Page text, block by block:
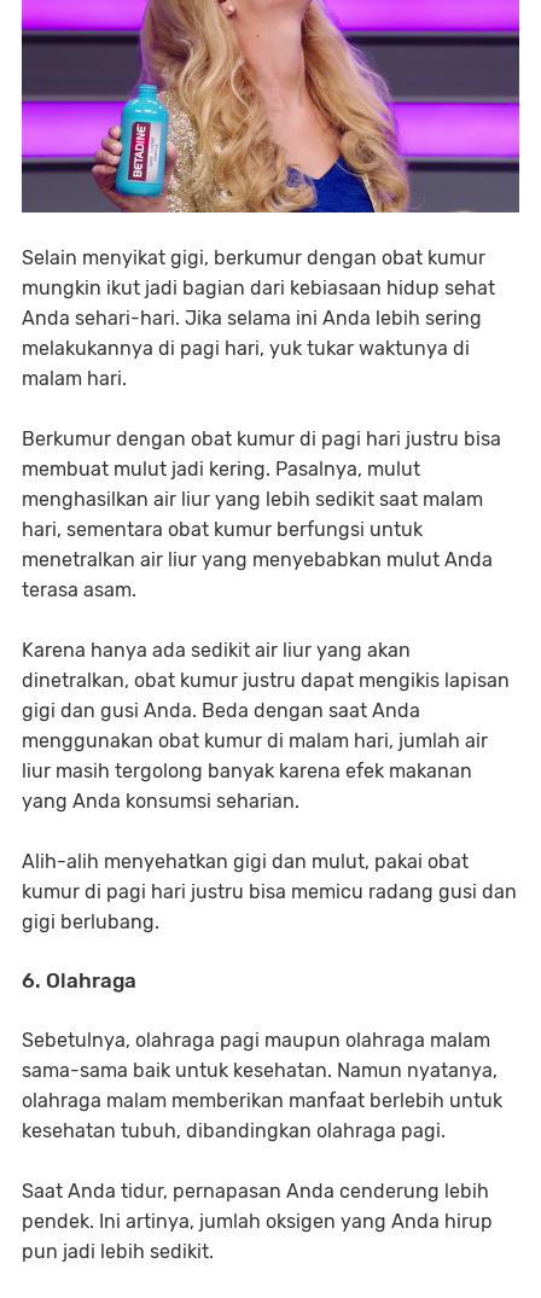
Selain menyikat gigi, berkumur dengan obat kumur
mungkin ikut jadi bagian dari kebiasaan hidup sehat
Anda sehari-hari. Jika selama ini Anda lebih sering
melakukannya di pagi hari, yuk tukar waktunya di
malam hari.
Berkumur dengan obat kumur di pagi hari justru bisa
membuat mulut jadi kering. Pasalnya, mulut
menghasilkan air liur yang lebih sedikit saat malam
hari, sementara obat kumur berfungsi untuk
menetralkan air liur yang menyebabkan mulut Anda
terasa asam.
Karena hanya ada sedikit air liur yang akan
dinetralkan, obat kumur justru dapat mengikis lapisan
gigi dan gusi Anda. Beda dengan saat Anda
menggunakan obat kumur di malam hari, jumlah air
liur masih tergolong banyak karena efek makanan
yang Anda konsumsi seharian.
Alih-alih menyehatkan gigi dan mulut, pakai obat
kumur di pagi hari justru bisa memicu radang gusi dan
gigi berlubang.
6. Olahraga
Sebetulnya, olahraga pagi maupun olahraga malam
sama-sama baik untuk kesehatan. Namun nyatanya,
olahraga malam memberikan manfaat berlebih untuk
kesehatan tubuh, dibandingkan olahraga pagi.
Saat Anda tidur, pernapasan Anda cenderung lebih
pendek. Ini artinya, jumlah oksigen yang Anda hirup
pun jadi lebih sedikit.